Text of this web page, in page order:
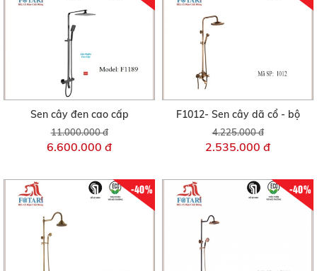
Sen cây đen cao cấp
11.000.000 đ
6.600.000 đ
F1012- Sen cây dã cổ - bộ
4.225.000 đ
2.535.000 đ
-40% -40%